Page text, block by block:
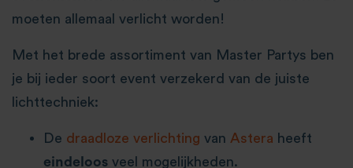
moeten allemaal verlicht worden!
Met het brede assortiment van Master Partys ben
je bij ieder soort event verzekerd van de juiste
lichttechniek:
De draadloze verlichting van Astera heeft
eindeloos veel mogelijkheden.